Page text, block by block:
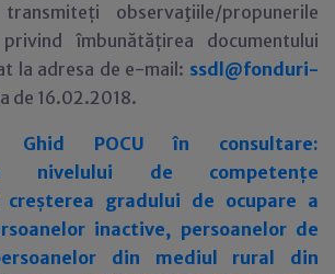
observaţiile/propunerile
îmbunătățirea documentului
la adresa de e-mail: ssdl@fonduri-
de 16.02.2018.
Ghid POCU în consultare:
nivelului de competențe
creșterea gradului de ocupare a
inactive, persoanelor de
din mediul rural din